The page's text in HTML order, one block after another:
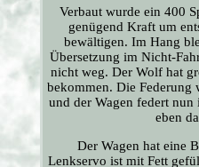
Verbaut wurde ein 400
genügend Kraft um
bewältigen. Im Hang
Übersetzung im Nicht-
nicht weg. Der Wolf hat
bekommen. Die Federung
und der Wagen federt
eben
Der Wagen hat eine
Lenkservo ist mit Fett